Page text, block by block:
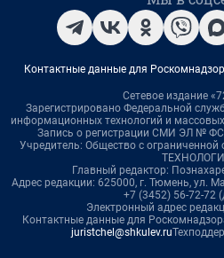
Контактные данные для
Сетевое издание
Зарегистрировано Федеральной
информационных технологий и
Запись о регистрации СМИ ЭЛ № ФС
Учредитель: Общество с
Главный редактор:
Адрес редакции: 625000, г. Тюмень, ул.
+7 (3452) 56-72-72
Электронный адрес
Контактные данные для
juristchel@shkulev.ru